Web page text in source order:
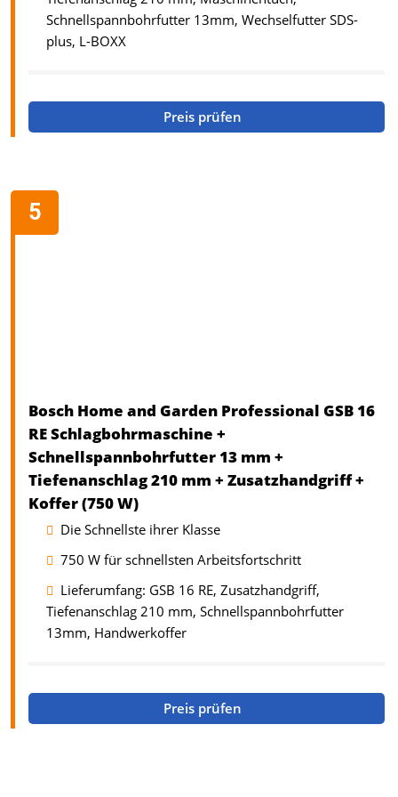
Schnellspannbohrfutter 13mm, Wechselfutter SDS-
plus, L-BOXX
Preis prüfen
Bosch Home and Garden Professional GSB 16
RE Schlagbohrmaschine +
Schnellspannbohrfutter 13 mm +
Tiefenanschlag 210 mm + Zusatzhandgriff +
Koffer (750 W)
Die Schnellste ihrer Klasse
750 W für schnellsten Arbeitsfortschritt
Lieferumfang: GSB 16 RE, Zusatzhandgriff,
Tiefenanschlag 210 mm, Schnellspannbohrfutter
13mm, Handwerkoffer
Preis prüfen